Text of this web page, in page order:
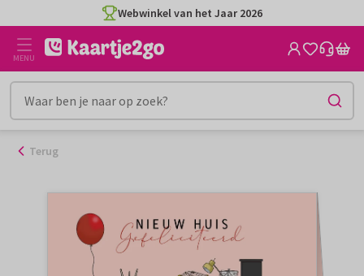
naar
inhoud
Webwinkel van het Jaar 2026
MENU
Terug